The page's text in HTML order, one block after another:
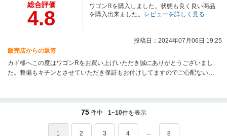
総合評価
4.8
ワゴンRを購入しました。状態も良く良い商品
を購入出来ました。 レビューを詳しく見る
投稿日：2024年07月06日 19:25
販売店からの返答
カド様へこの度はワゴンRをお買い上げいただき誠にありがとうございまし
た。整備もキチンとさせていただき保証もお付けしてますのでご心配ないお
75 件中 1~10件を表示
1 2 3 4 ... 8